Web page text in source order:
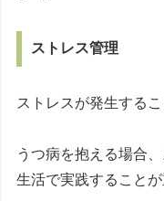
ストレス管理
ストレスが発生する
うつ病を抱える場合
生活で実践することが